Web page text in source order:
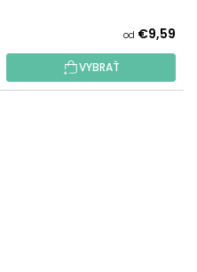
od €9,59
VYBRAŤ